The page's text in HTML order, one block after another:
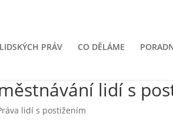
PRÁV CO DĚLÁME
lidí s
lidí s postižením